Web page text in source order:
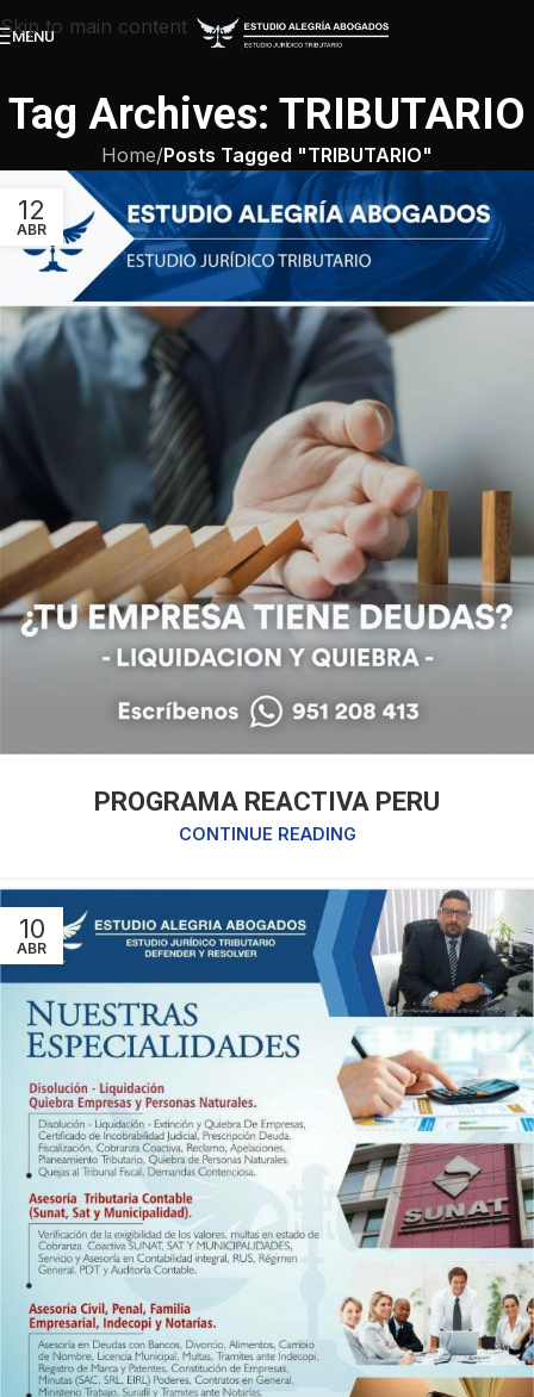
Skip to main content
MENU
Tag Archives: TRIBUTARIO
Home/Posts Tagged "TRIBUTARIO"
12
ABR
PROGRAMA REACTIVA PERU
CONTINUE READING
10
ABR